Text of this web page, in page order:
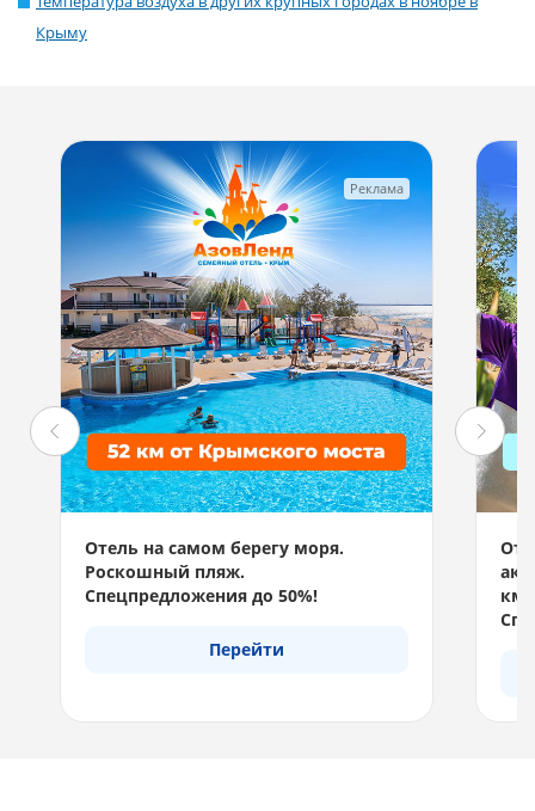
Крыму
Реклама
Отель на самом берегу моря.
Роскошный пляж.
Спецпредложения до 50%!
Перейти
км